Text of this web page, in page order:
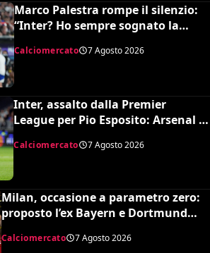
Marco Palestra rompe il silenzio:
“Inter? Ho sempre sognato la
Premier League e il Chelsea”
Calciomercato 7 Agosto 2026
Inter, assalto dalla Premier
League per Pio Esposito: Arsenal e
Calciomercato 7 Agosto 2026
Milan, occasione a parametro zero:
proposto l’ex Bayern e Dortmund
Raphaël Guerreiro per il nuovo
modulo
Calciomercato 7 Agosto 2026